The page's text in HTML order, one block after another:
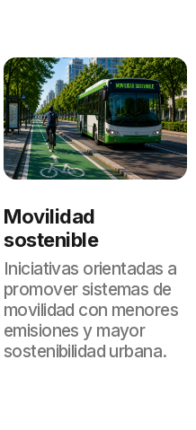
Movilidad
sostenible
Iniciativas orientadas a
promover sistemas de
movilidad con menores
emisiones y mayor
sostenibilidad urbana.